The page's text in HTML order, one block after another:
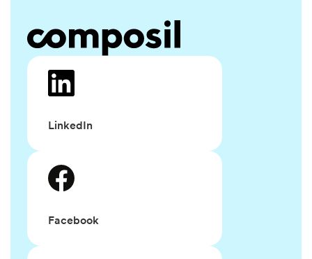
LinkedIn
Facebook